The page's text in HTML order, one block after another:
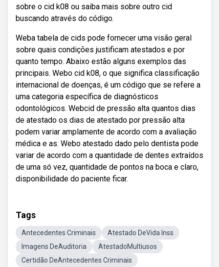
sobre o cid k08 ou saiba mais sobre outro cid
buscando através do código.
Weba tabela de cids pode fornecer uma visão geral
sobre quais condições justificam atestados e por
quanto tempo. Abaixo estão alguns exemplos das
principais. Webo cid k08, o que significa classificação
internacional de doenças, é um código que se refere a
uma categoria específica de diagnósticos
odontológicos. Webcid de pressão alta quantos dias
de atestado os dias de atestado por pressão alta
podem variar amplamente de acordo com a avaliação
médica e as. Webo atestado dado pelo dentista pode
variar de acordo com a quantidade de dentes extraídos
de uma só vez, quantidade de pontos na boca e claro,
disponibilidade do paciente ficar.
Tags
Antecedentes Criminais
Atestado DeVida Inss
Imagens DeAuditoria
AtestadoMultiusos
Certidão DeAntecedentes Criminais